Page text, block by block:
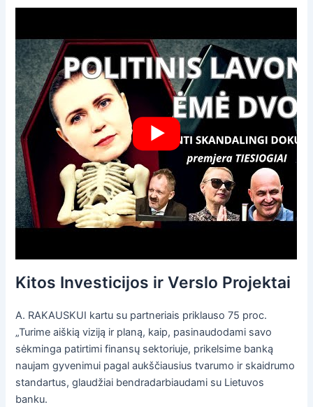
Kitos Investicijos ir Verslo Projektai
A. RAKAUSKUI kartu su partneriais priklauso 75 proc.
„Turime aiškią viziją ir planą, kaip, pasinaudodami savo
sėkminga patirtimi finansų sektoriuje, prikelsime banką
naujam gyvenimui pagal aukščiausius tvarumo ir skaidrumo
standartus, glaudžiai bendradarbiaudami su Lietuvos
banku.